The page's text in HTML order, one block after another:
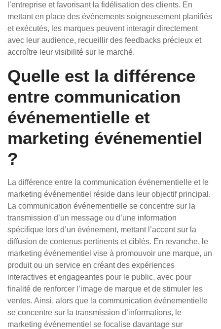
l’entreprise et favorisant la fidélisation des clients. En
mettant en place des événements soigneusement planifiés
et exécutés, les marques peuvent interagir directement
avec leur audience, recueillir des feedbacks précieux et
accroître leur visibilité sur le marché.
Quelle est la différence
entre communication
événementielle et
marketing événementiel
?
La différence entre la communication événementielle et le
marketing événementiel réside dans leur objectif principal.
La communication événementielle se concentre sur la
transmission d’un message ou d’une information
spécifique lors d’un événement, mettant l’accent sur la
diffusion de contenus pertinents et ciblés. En revanche, le
marketing événementiel vise à promouvoir une marque, un
produit ou un service en créant des expériences
interactives et engageantes pour le public, avec pour
finalité de renforcer l’image de marque et de stimuler les
ventes. Ainsi, alors que la communication événementielle
se concentre sur la transmission d’informations, le
marketing événementiel se focalise davantage sur